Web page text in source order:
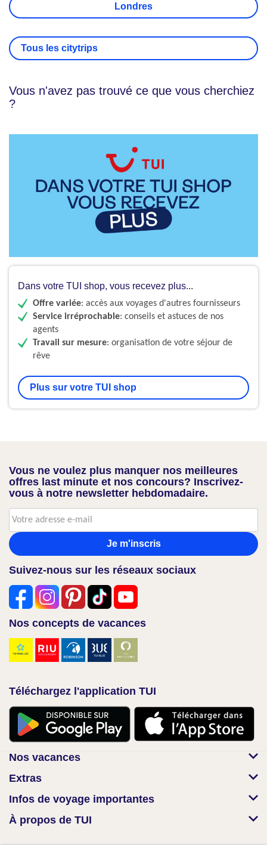
Londres
Tous les citytrips
Vous n'avez pas trouvé ce que vous cherchiez
?
Dans votre TUI shop, vous recevez plus...
Offre variée: accès aux voyages d'autres fournisseurs
Service irréprochable: conseils et astuces de nos
agents
Travail sur mesure: organisation de votre séjour de
rêve
Plus sur votre TUI shop
Vous ne voulez plus manquer nos meilleures
offres last minute et nos concours? Inscrivez-
vous à notre newsletter hebdomadaire.
Je m'inscris
Suivez-nous sur les réseaux sociaux
Nos concepts de vacances
Téléchargez l'application TUI
Nos vacances
Extras
Infos de voyage importantes
À propos de TUI